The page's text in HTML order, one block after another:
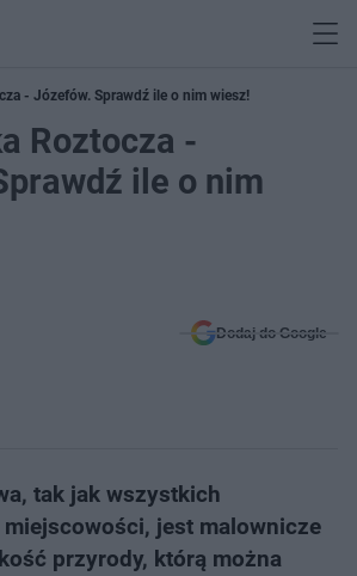
- Józefów. Sprawdź ile o nim wiesz!
Roztocza -
ile o nim
Dodaj do Google
tak jak wszystkich
jest malownicze
przyrody, którą można